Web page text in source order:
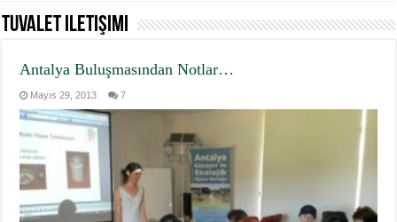
tuvalet iletişimi
Antalya Buluşmasından Notlar…
Mayıs 29, 2013 7